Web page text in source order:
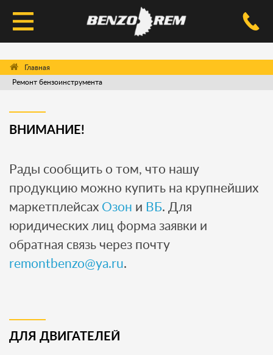
КОНТАКТЫ
Ремонт бензоинструмента
ВНИМАНИЕ!
Рады сообщить о том, что нашу
продукцию можно купить на крупнейших
маркетплейсах Озон и ВБ. Для
юридических лиц форма заявки и
обратная связь через почту
remontbenzo@ya.ru.
ДЛЯ ДВИГАТЕЛЕЙ